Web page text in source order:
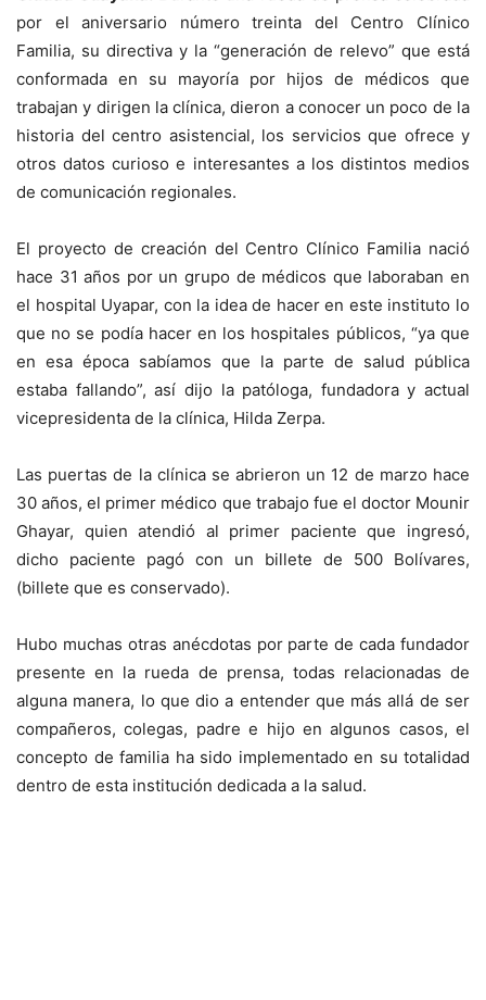
por el aniversario número treinta del Centro Clínico
Familia, su directiva y la “generación de relevo” que está
conformada en su mayoría por hijos de médicos que
trabajan y dirigen la clínica, dieron a conocer un poco de la
historia del centro asistencial, los servicios que ofrece y
otros datos curioso e interesantes a los distintos medios
de comunicación regionales.
El proyecto de creación del Centro Clínico Familia nació
hace 31 años por un grupo de médicos que laboraban en
el hospital Uyapar, con la idea de hacer en este instituto lo
que no se podía hacer en los hospitales públicos, “ya que
en esa época sabíamos que la parte de salud pública
estaba fallando”, así dijo la patóloga, fundadora y actual
vicepresidenta de la clínica, Hilda Zerpa.
Las puertas de la clínica se abrieron un 12 de marzo hace
30 años, el primer médico que trabajo fue el doctor Mounir
Ghayar, quien atendió al primer paciente que ingresó,
dicho paciente pagó con un billete de 500 Bolívares,
(billete que es conservado).
Hubo muchas otras anécdotas por parte de cada fundador
presente en la rueda de prensa, todas relacionadas de
alguna manera, lo que dio a entender que más allá de ser
compañeros, colegas, padre e hijo en algunos casos, el
concepto de familia ha sido implementado en su totalidad
dentro de esta institución dedicada a la salud.